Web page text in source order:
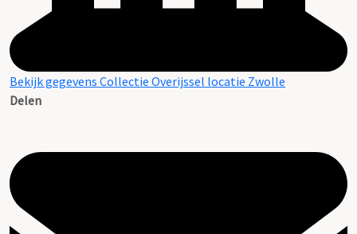
Bekijk gegevens Collectie Overijssel locatie Zwolle
Delen